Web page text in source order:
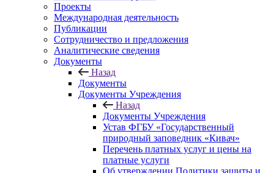
Проекты
Международная деятельность
Публикации
Сотрудничество и предложения
Аналитические сведения
Документы
Назад
Документы
Документы Учреждения
Назад
Документы Учреждения
Устав ФГБУ «Государственный
природный заповедник «Кивач»
Перечень платных услуг и цены на
платные услуги
Об утверждении Политики защиты и